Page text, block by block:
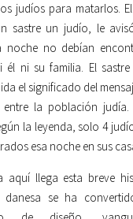
judíos para matarlos.
sastre un judío, le
noche no debían
él ni su familia. El sastre
el significado del
la población judía.
la leyenda, solo 4
esa noche en sus
aquí llega esta breve
danesa se ha